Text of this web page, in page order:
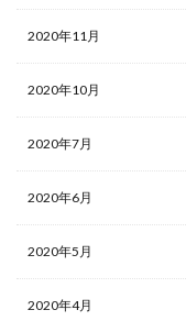
2020年11月
2020年10月
2020年7月
2020年6月
2020年5月
2020年4月